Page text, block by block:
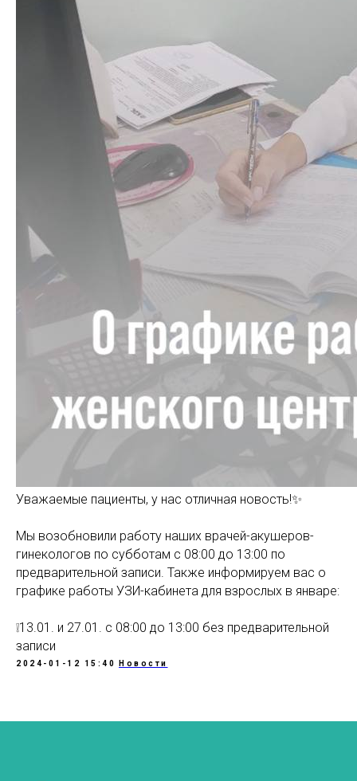
Уважаемые пациенты, у нас отличная новость!✨
Мы возобновили работу наших врачей-акушеров-
гинекологов по субботам с 08:00 до 13:00 по
предварительной записи. Также информируем вас о
графике работы УЗИ-кабинета для взрослых в январе:
❕13.01. и 27.01. с 08:00 до 13:00 без предварительной
записи
2024-01-12 15:40 Новости